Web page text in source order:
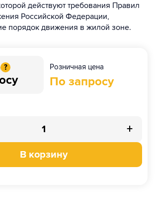
действуют требования Правил
Российской Федерации,
порядок движения в жилой зоне.
? Розничная цена
По запросу
+
В корзину